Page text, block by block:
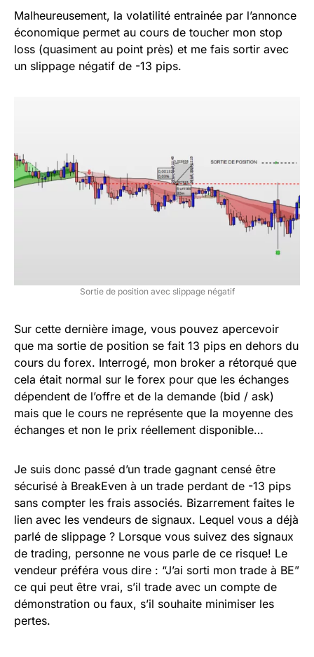
Malheureusement, la volatilité entrainée par l’annonce
économique permet au cours de toucher mon stop
loss (quasiment au point près) et me fais sortir avec
un slippage négatif de -13 pips.
Sortie de position avec slippage négatif
Sur cette dernière image, vous pouvez apercevoir
que ma sortie de position se fait 13 pips en dehors du
cours du forex. Interrogé, mon broker a rétorqué que
cela était normal sur le forex pour que les échanges
dépendent de l’offre et de la demande (bid / ask)
mais que le cours ne représente que la moyenne des
échanges et non le prix réellement disponible…
Je suis donc passé d’un trade gagnant censé être
sécurisé à BreakEven à un trade perdant de -13 pips
sans compter les frais associés. Bizarrement faites le
lien avec les vendeurs de signaux. Lequel vous a déjà
parlé de slippage ? Lorsque vous suivez des signaux
de trading, personne ne vous parle de ce risque! Le
vendeur préféra vous dire : “J’ai sorti mon trade à BE”
ce qui peut être vrai, s’il trade avec un compte de
démonstration ou faux, s’il souhaite minimiser les
pertes.